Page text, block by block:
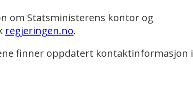
om Statsministerens kontor og
regjeringen.no.
finner oppdatert kontaktinformasjon i